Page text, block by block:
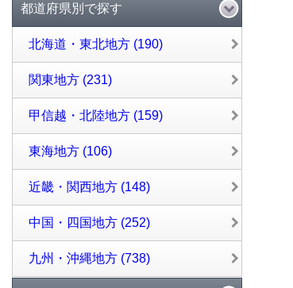
都道府県別で探す
北海道・東北地方 (190)
関東地方 (231)
甲信越・北陸地方 (159)
東海地方 (106)
近畿・関西地方 (148)
中国・四国地方 (252)
九州・沖縄地方 (738)